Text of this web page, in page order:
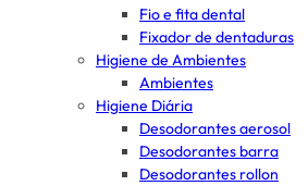
Fio e fita dental
Fixador de dentaduras
Higiene de Ambientes
Ambientes
Higiene Diária
Desodorantes aerosol
Desodorantes barra
Desodorantes rollon